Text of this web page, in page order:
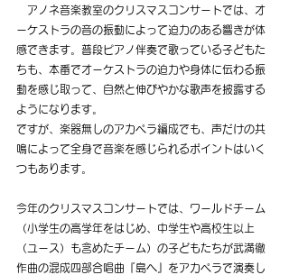
アノネ音楽教室のクリスマスコンサートでは、オ
ーケストラの音の振動によって迫力のある響きが体
感できます。普段ピアノ伴奏で歌っている子どもた
ちも、本番でオーケストラの迫力や身体に伝わる振
動を感じ取って、自然と伸びやかな歌声を披露する
ようになります。
ですが、楽器無しのアカペラ編成でも、声だけの共
鳴によって全身で音楽を感じられるポイントはいく
つもあります。
今年のクリスマスコンサートでは、ワールドチーム
（小学生の高学年をはじめ、中学生や高校生以上
（ユース）も含めたチーム）の子どもたちが武満徹
作曲の混成四部合唱曲『島へ』をアカペラで演奏し